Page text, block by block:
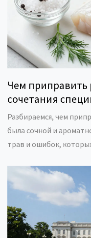
Чем приправить
сочетания
Разбираемся, чем
была сочной и
трав и ошибок,